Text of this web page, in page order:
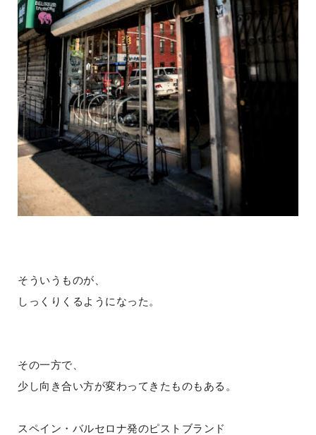
そういうものが、
しっくりくるようになった。
その一方で、
少し向き合い方が変わってきたものもある。
スペイン・バルセロナ発のピストブランド